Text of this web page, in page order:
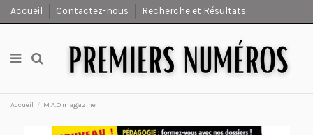
Accueil Contactez-nous Recherche et Résultats
Accueil M.A.O magazine